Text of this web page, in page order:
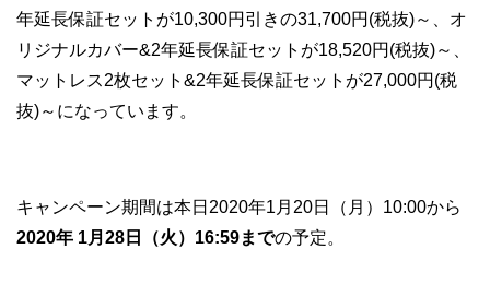
年延長保証セットが10,300円引きの31,700円(税抜)～、オ
リジナルカバー&2年延長保証セットが18,520円(税抜)～、
マットレス2枚セット&2年延長保証セットが27,000円(税
抜)～になっています。
キャンペーン期間は本日2020年1月20日（月）10:00から
2020年 1月28日（火）16:59までの予定。